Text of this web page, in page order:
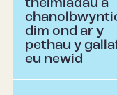
theimladau a
dim ond ar y
pethau y
eu newid